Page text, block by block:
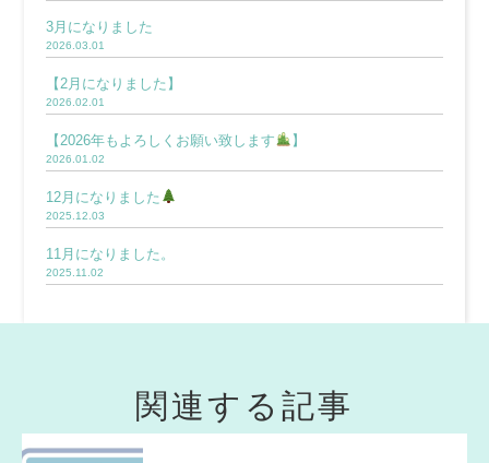
3月になりました
2026.03.01
【2月になりました】
2026.02.01
【2026年もよろしくお願い致します 】
2026.01.02
12月になりました
2025.12.03
11月になりました。
2025.11.02
関連する記事